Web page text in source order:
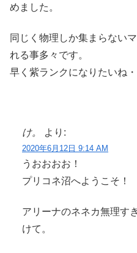
めました。
同じく物理しか集まらない
れる事多々です。
早く紫ランクになりたいね・
け。 より:
2020年6月12日 9:14 AM
うおおおお！
プリコネ沼へようこそ！
アリーナのネネカ無理す
けて。